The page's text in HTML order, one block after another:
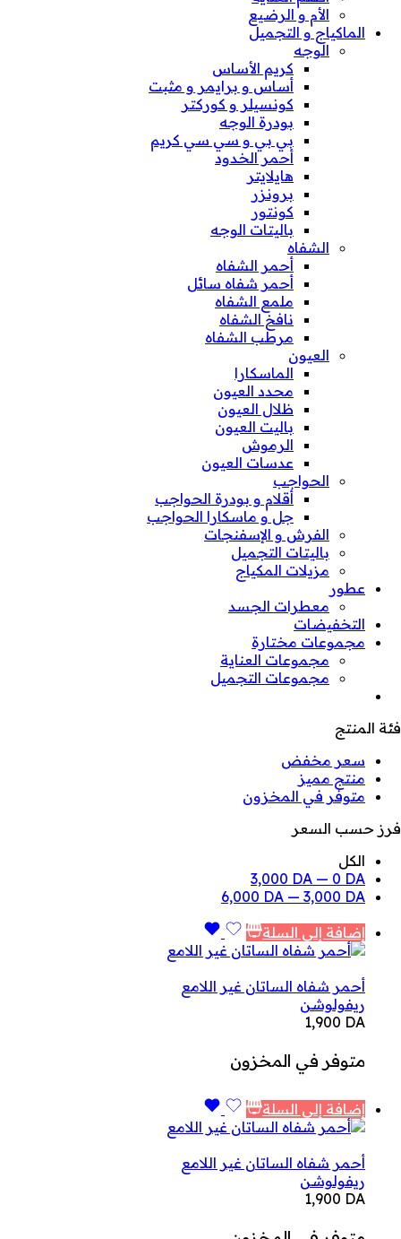
الأم و الرضيع
الماكياج و التجميل
الوجه
كريم الأساس
أساس و برايمر و مثبت
كونسيلر و كوركتر
بودرة الوجه
بي بي و سي سي كريم
أحمر الخدود
هايلايتر
برونزر
كونتور
باليتات الوجه
الشفاه
أحمر الشفاه
أحمر شفاه سائل
ملمع الشفاه
نافخ الشفاه
مرطب الشفاه
العيون
الماسكارا
محدد العيون
ظلال العيون
باليت العيون
الرموش
عدسات العيون
الحواجب
أقلام و بودرة الحواجب
جل و ماسكارا الحواجب
الفرش و الإسفنجات
باليتات التجميل
مزيلات المكياج
عطور
معطرات الجسد
التخفيضات
مجموعات مختارة
مجموعات العناية
مجموعات التجميل
فئة المنتج
سعر مخفض
منتج مميز
متوفر في المخزون
فرز حسب السعر
الكل
0 DA
—
3,000 DA
3,000 DA
—
6,000 DA
إضافة إلى السلة
أحمر شفاه الساتان غير اللامع
ريفولوشن
1,900 DA
متوفر في المخزون
إضافة إلى السلة
أحمر شفاه الساتان غير اللامع
ريفولوشن
1,900 DA